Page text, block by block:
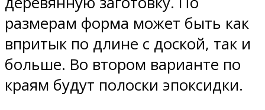
размерам форма может быть как
впритык по длине с доской, так и
больше. Во втором варианте по
краям будут полоски эпоксидки.